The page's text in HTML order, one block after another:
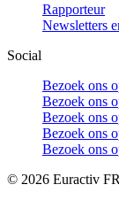
Rapporteur
Newsletters
Social
Bezoek ons
Bezoek ons
Bezoek ons
Bezoek ons
Bezoek ons
© 2026 Euractiv